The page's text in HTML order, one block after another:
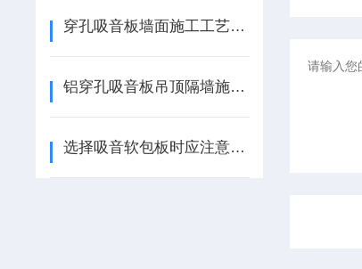
穿孔吸音板墙面施工工艺详解
铝穿孔吸音板吊顶隔墙施工工艺
选择吸音软包板时应注意以下几点